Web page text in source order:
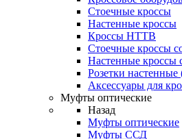
Стоечные кроссы
Настенные кроссы
Кроссы HTTB
Стоечные кроссы
Настенные кроссы
Розетки настенные
Аксессуары для
Муфты оптические
Назад
Муфты оптические
Муфты ССД